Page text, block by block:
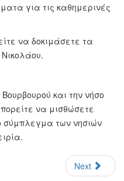
για τις καθημερινές
να δοκιμάσετε τα
και την νήσο
να μισθώσετε
σύμπλεγμα των νησιών
Next